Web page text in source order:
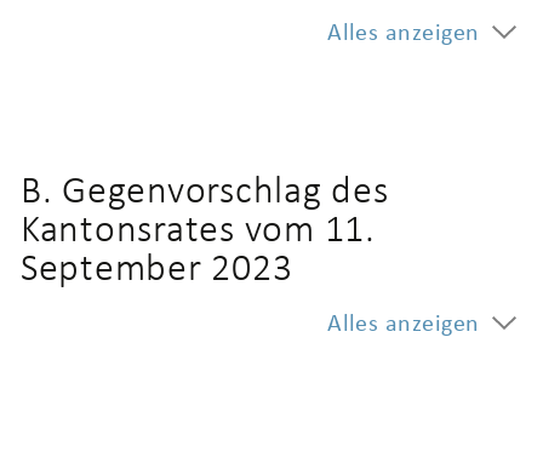
Alles anzeigen
B. Gegenvorschlag des
Kantonsrates vom 11.
September 2023
Alles anzeigen